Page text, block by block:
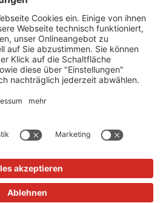
Anlagen geht.
uns
TIEMANN - Fachhändler werden
Datenschutz Impressum
Gewerbetreibende, Freiberufler
freibleibend. Solange der Vorrat
MwSt. und Versandkosten